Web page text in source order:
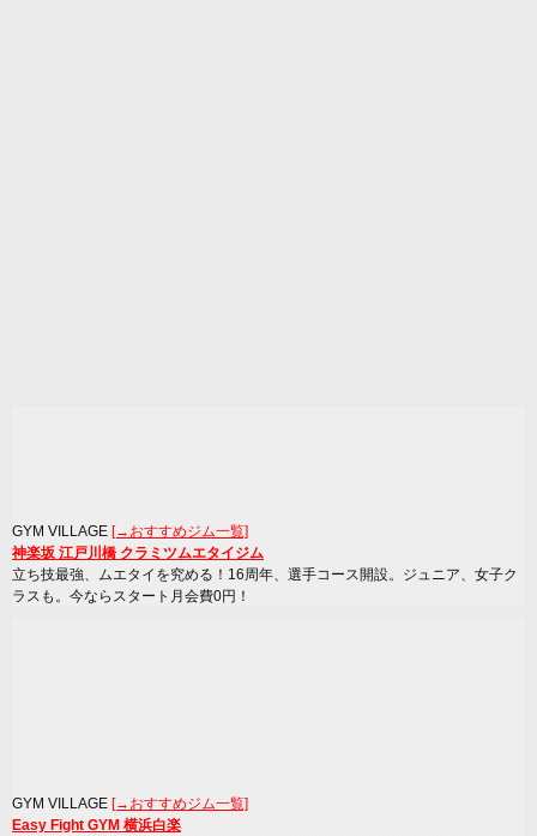
GYM VILLAGE [→おすすめジム一覧]
神楽坂 江戸川橋 クラミツムエタイジム
立ち技最強、ムエタイを究める！16周年、選手コース開設。ジュニア、女子ク
ラスも。今ならスタート月会費0円！
GYM VILLAGE [→おすすめジム一覧]
Easy Fight GYM 横浜白楽